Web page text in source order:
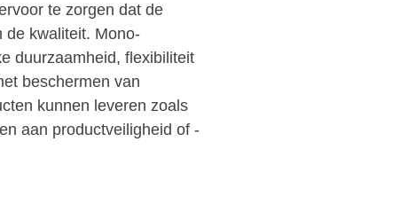
te zorgen dat de
de kwaliteit. Mono-
duurzaamheid, flexibiliteit
beschermen van
kunnen leveren zoals
aan productveiligheid of -